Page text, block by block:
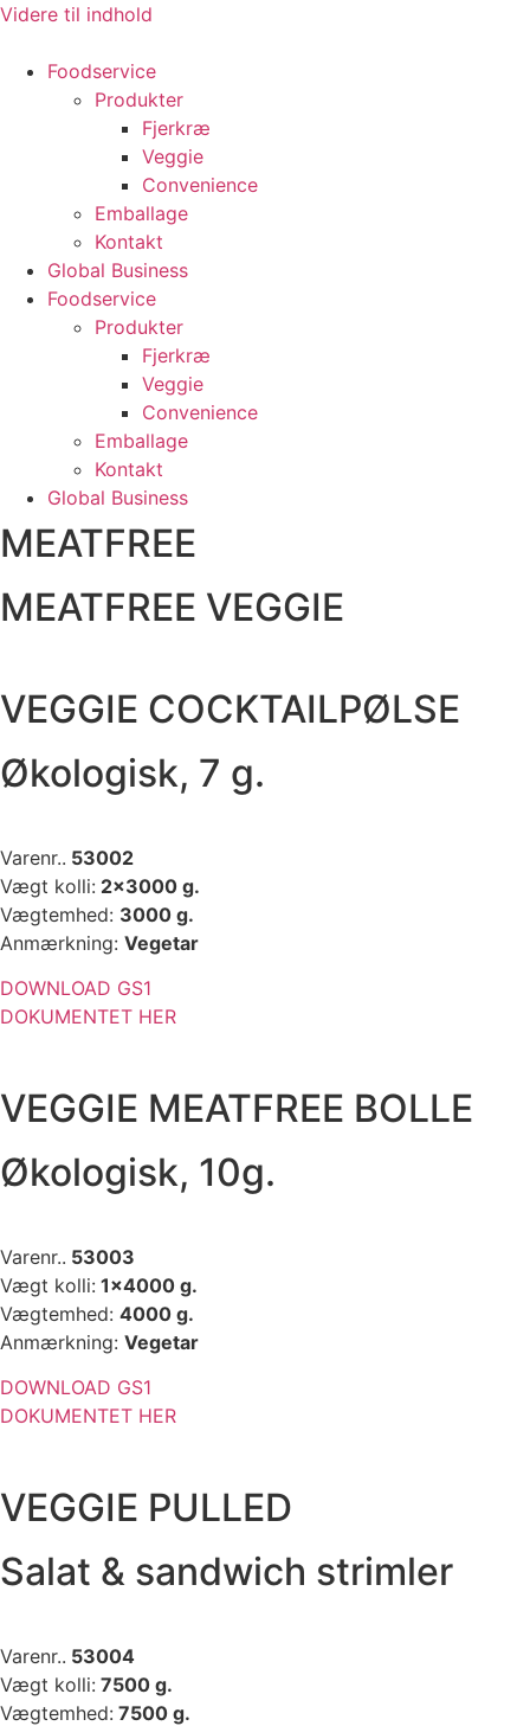
Videre til indhold
Foodservice
Produkter
Fjerkræ
Veggie
Convenience
Emballage
Kontakt
Global Business
Foodservice
Produkter
Fjerkræ
Veggie
Convenience
Emballage
Kontakt
Global Business
MEATFREE
MEATFREE VEGGIE
VEGGIE COCKTAILPØLSE
Økologisk, 7 g.
Varenr.. 53002
Vægt kolli: 2×3000 g.
Vægtemhed: 3000 g.
Anmærkning: Vegetar
DOWNLOAD GS1
DOKUMENTET HER
VEGGIE MEATFREE BOLLE
Økologisk, 10g.
Varenr.. 53003
Vægt kolli: 1×4000 g.
Vægtemhed: 4000 g.
Anmærkning: Vegetar
DOWNLOAD GS1
DOKUMENTET HER
VEGGIE PULLED
Salat & sandwich strimler
Varenr.. 53004
Vægt kolli: 7500 g.
Vægtemhed: 7500 g.